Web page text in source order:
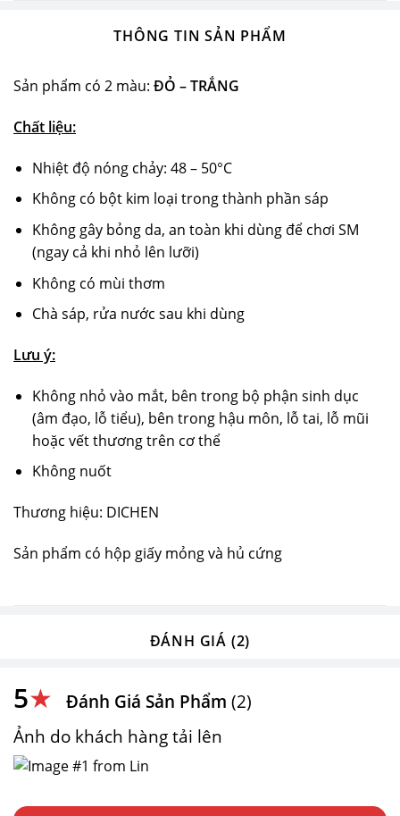
THÔNG TIN SẢN PHẨM
Sản phẩm có 2 màu: ĐỎ – TRẮNG
Chất liệu:
Nhiệt độ nóng chảy: 48 – 50°C
Không có bột kim loại trong thành phần sáp
Không gây bỏng da, an toàn khi dùng để chơi SM
(ngay cả khi nhỏ lên lưỡi)
Không có mùi thơm
Chà sáp, rửa nước sau khi dùng
Lưu ý:
Không nhỏ vào mắt, bên trong bộ phận sinh dục
(âm đạo, lỗ tiểu), bên trong hậu môn, lỗ tai, lỗ mũi
hoặc vết thương trên cơ thể
Không nuốt
Thương hiệu: DICHEN
Sản phẩm có hộp giấy mỏng và hủ cứng
ĐÁNH GIÁ (2)
5★ Đánh Giá Sản Phẩm (2)
Ảnh do khách hàng tải lên